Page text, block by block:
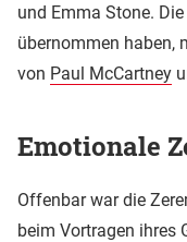
und Emma Stone.
übernommen haben,
von Paul McCartney
Emotionale
Offenbar war die
beim Vortragen ihres